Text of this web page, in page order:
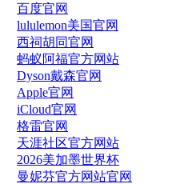
百度官网
lululemon美国官网
西祠胡同官网
蚂蚁阿福官方网站
Dyson戴森官网
Apple官网
iCloud官网
格雷官网
天涯社区官方网站
2026美加墨世界杯
曼妮芬官方网站官网